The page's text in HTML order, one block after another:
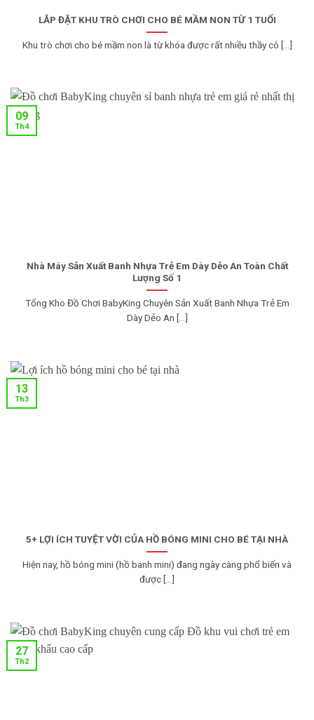
LẮP ĐẶT KHU TRÒ CHƠI CHO BÉ MẦM NON TỪ 1 TUỔI
Khu trò chơi cho bé mầm non là từ khóa được rất nhiều thầy cô [...]
Nhà Máy Sản Xuất Banh Nhựa Trẻ Em Dày Dẻo An Toàn Chất
Lượng Số 1
Tổng Kho Đồ Chơi BabyKing Chuyên Sản Xuất Banh Nhựa Trẻ Em
Dày Dẻo An [...]
09
Th4
5+ LỢI ÍCH TUYỆT VỜI CỦA HỒ BÓNG MINI CHO BÉ TẠI NHÀ
Hiện nay, hồ bóng mini (hồ banh mini) đang ngày càng phổ biến và
được [...]
13
Th3
27
Th2